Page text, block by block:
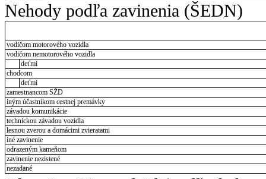
Nehody podľa zavinenia (ŠEDN)
vodičom motorového vozidla
vodičom nemotorového vozidla
deťmi
chodcom
deťmi
zamestnancom SŽD
iným účastníkom cestnej premávky
závadou komunikácie
technickou závadou vozidla
lesnou zverou a domácimi zvieratami
iné zavinenie
odrazeným kameňom
zavinenie nezistené
nezadané